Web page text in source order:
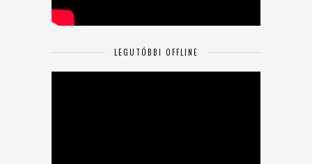
LEGUTÓBBI OFFLINE